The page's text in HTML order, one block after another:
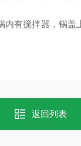
有搅拌器，锅盖
返回列表